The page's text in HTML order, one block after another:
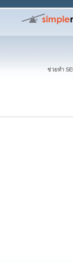
ช่วยทำ